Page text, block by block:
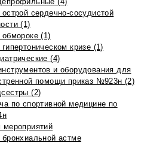
сердечно-сосудистой
(1)
(1)
кризе (1)
(4)
и оборудования для
помощи приказ №923н (2)
(2)
по спортивной медицине по
мероприятий
астме